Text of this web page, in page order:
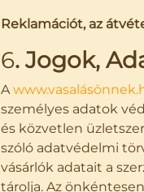
Reklamációt, az
6. Jogok,
A
személyes adatok
és közvetlen
szóló adatvédelmi
vásárlók adatait a
tárolja. Az